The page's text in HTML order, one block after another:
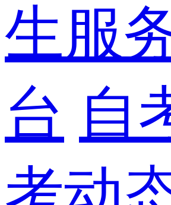
生服
台 自